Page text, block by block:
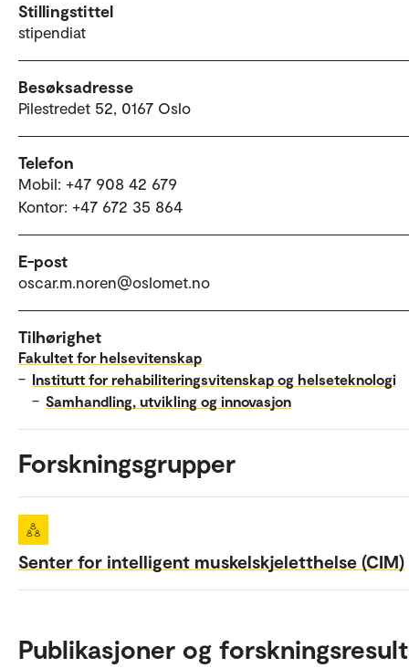
Stillingstittel
stipendiat
Besøksadresse
Pilestredet 52, 0167 Oslo
Telefon
Mobil: +47 908 42 679
Kontor: +47 672 35 864
E-post
oscar.m.noren@oslomet.no
Tilhørighet
Fakultet for helsevitenskap
– Institutt for rehabiliteringsvitenskap og helseteknologi
– Samhandling, utvikling og innovasjon
Forskningsgrupper
Senter for intelligent muskelskjeletthelse (CIM)
Publikasjoner og